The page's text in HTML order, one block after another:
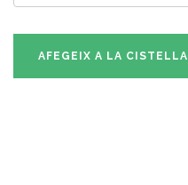
AFEGEIX A LA CISTELLA